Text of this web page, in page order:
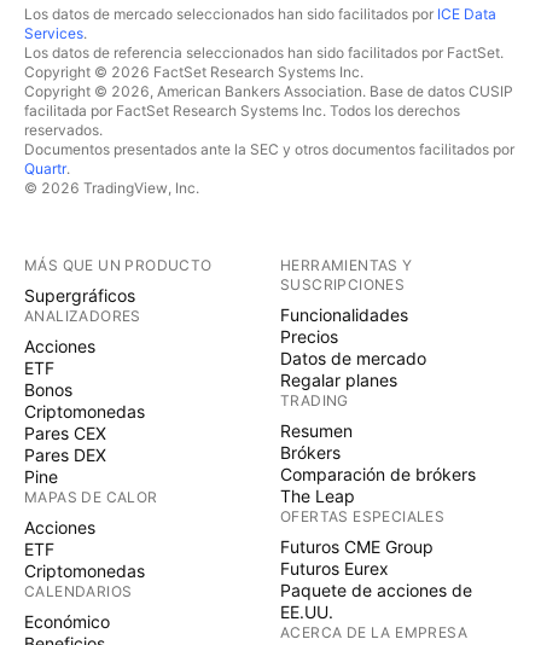
Los datos de mercado seleccionados han sido facilitados por ICE Data
Services.
Los datos de referencia seleccionados han sido facilitados por FactSet.
Copyright © 2026 FactSet Research Systems Inc.
Copyright © 2026, American Bankers Association. Base de datos CUSIP
facilitada por FactSet Research Systems Inc. Todos los derechos
reservados.
Documentos presentados ante la SEC y otros documentos facilitados por
Quartr.
© 2026 TradingView, Inc.
MÁS QUE UN PRODUCTO
Supergráficos
ANALIZADORES
Acciones
ETF
Bonos
Criptomonedas
Pares CEX
Pares DEX
Pine
MAPAS DE CALOR
Acciones
ETF
Criptomonedas
CALENDARIOS
Económico
HERRAMIENTAS Y
SUSCRIPCIONES
Funcionalidades
Precios
Datos de mercado
Regalar planes
TRADING
Resumen
Brókers
Comparación de brókers
The Leap
OFERTAS ESPECIALES
Futuros CME Group
Futuros Eurex
Paquete de acciones de
EE.UU.
ACERCA DE LA EMPRESA